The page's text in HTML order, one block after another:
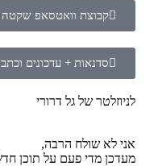
קבוצת וואטסאפ שקטה
סדנאות + עדכונים
לניוזלטר של גל דרורי
אני לא שולח הרבה,
מעדכן מדי פעם על תוכן